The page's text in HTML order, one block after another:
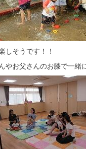
しそうです！！
お父さんのお膝で一緒